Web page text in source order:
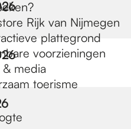
Rijk van Nijmegen
plattegrond
voorzieningen
& media
toerisme